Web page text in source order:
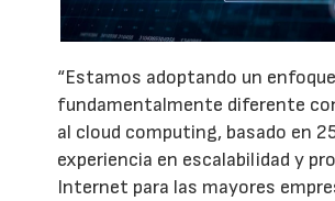
“Estamos adoptando un enfoque
fundamentalmente diferente
al cloud computing, basado en
experiencia en escalabilidad y
Internet para las mayores